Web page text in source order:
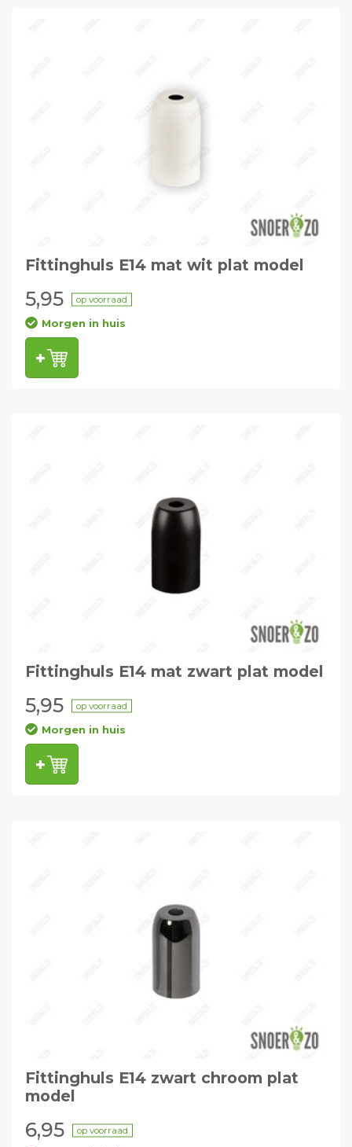
Fittinghuls E14 mat wit plat model
5,95 op voorraad
Morgen in huis
Fittinghuls E14 mat zwart plat model
5,95 op voorraad
Morgen in huis
Fittinghuls E14 zwart chroom plat
model
6,95 op voorraad